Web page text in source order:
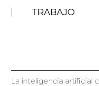
TRABAJO
La inteligencia artificial